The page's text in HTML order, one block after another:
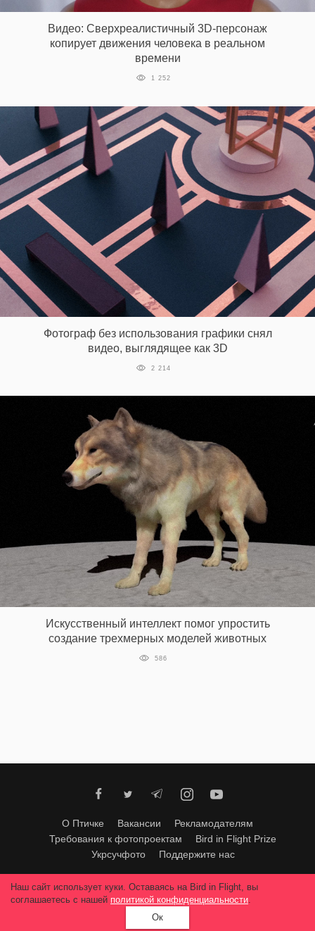
Видео: Сверхреалистичный 3D-персонаж
копирует движения человека в реальном
времени
1 252
Фотограф без использования графики снял
видео, выглядящее как 3D
2 214
Искусственный интеллект помог упростить
создание трехмерных моделей животных
586
О Птичке Вакансии
Рекламодателям
Требования к фотопроектам
Bird in Flight Prize
Укрсучфото
Поддержите нас
Любое использование материалов допускается только с согласия
редакции.© 2026, Bird In Flight.
Все права защищены.
Наш сайт использует куки. Оставаясь на Bird in Flight, вы
соглашаетесь с нашей политикой конфиденциальности.
Ок